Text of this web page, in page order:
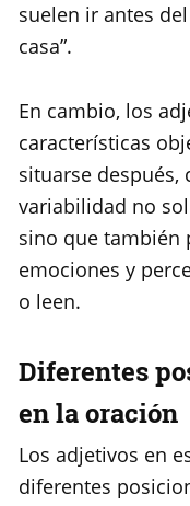
suelen ir antes
casa”.
En cambio, los
características
situarse después,
variabilidad no
sino que también
emociones y
o leen.
Diferentes
en la oración
Los adjetivos en
diferentes